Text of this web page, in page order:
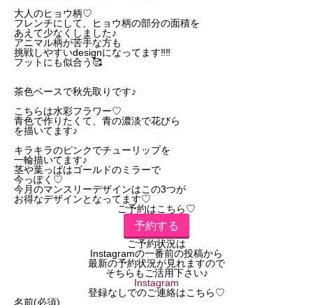
大人のヒョウ柄♡
フレンチにして、
ヒョウ柄の部分の面積を
あえて少なくしました♪
アニマル柄が苦手な方も
挑戦しやすいdesignになってます‼️‼️
フットにも似合う🥰
茶色ベースで秋先取りです♪
こちらは水彩フラワー♡
青色で作りたくて、青の濃淡で花びら
を描いてます♪
キラキラのピンクでチューリップを
一輪描いてます♪
茎や葉っぱはゴールドのミラーで
今っぽく♡
今月のマンスリーデザインはこの3つが
お得なデザインとなってます♡
ご予約はこちら♡
予約する
ご予約状況は
Instagramの一番前の投稿から
最新の予約状況が見れますので
そちらもご活用下さい♪
Instagram
登録なしでのご連絡はこちら♡
名前(必須)